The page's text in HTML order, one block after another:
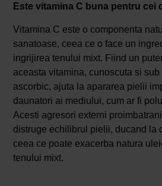
Este vitamina C buna pentru cei
Vitamina C este o componenta
sanatoase, ceea ce o face un
ingrijirea tenului mixt. Fiind un
aceasta vitamina, cunoscuta si
ascorbic, ajuta la apararea pielii
daunatori ai mediului, cum ar fi
Acesti agresori externi
distruge echilibrul pielii, ducand la
ceea ce poate exacerba natura
tenului mixt.